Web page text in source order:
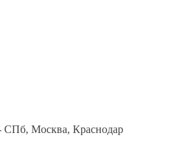
СПб, Москва, Краснодар